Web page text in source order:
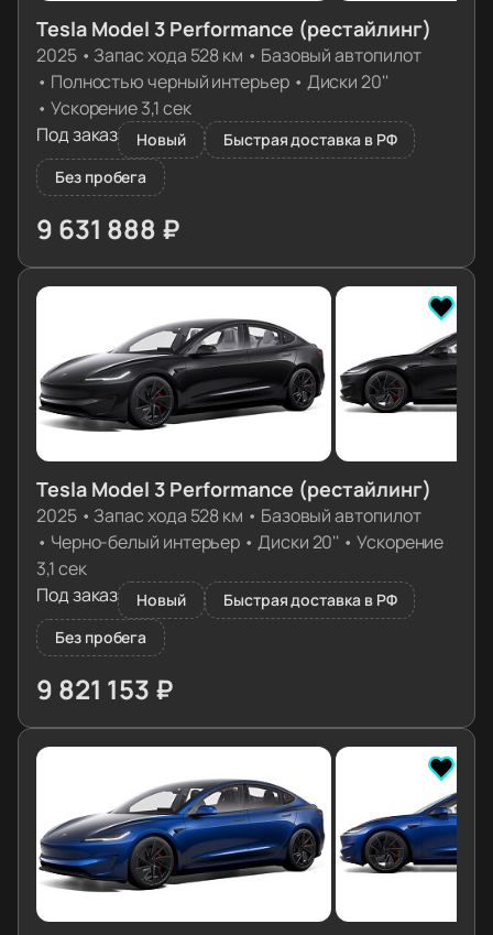
Tesla Model 3 Performance (рестайлинг)
2025• Запас хода 528 км • Базовый автопилот
• Полностью черный интерьер• Диски 20''
• Ускорение 3,1 сек
Под заказ
Новый
Быстрая доставка в РФ
Без пробега
9 631 888 ₽
≈ 97 507€
Tesla Model 3 Performance (рестайлинг)
2025• Запас хода 528 км • Базовый автопилот
• Черно-белый интерьер •Диски 20'' • Ускорение
3,1 сек
Под заказ
Новый
Быстрая доставка в РФ
Без пробега
9 821 153 ₽
≈ 99 423€